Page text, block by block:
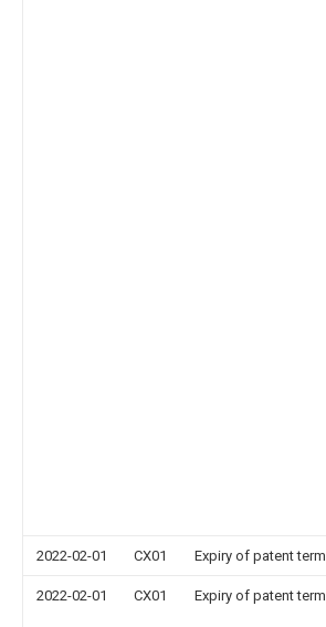
2022-02-01 CX01 Expiry of patent term
2022-02-01 CX01 Expiry of patent term